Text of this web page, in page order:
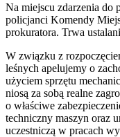
Na miejscu zdarzenia do
policjanci Komendy
prokuratora. Trwa
W związku z
leśnych apelujemy o
użyciem sprzętu
niosą za sobą realne
o właściwe
techniczny maszyn oraz
uczestniczą w pracach